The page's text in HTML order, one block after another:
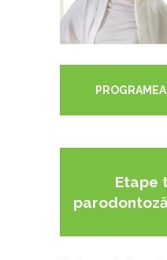
Etape